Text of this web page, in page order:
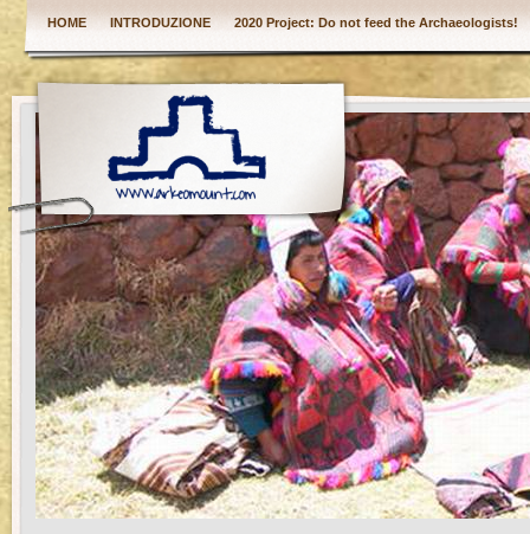
HOME INTRODUZIONE 2020 Project: Do not feed the Archaeologists!